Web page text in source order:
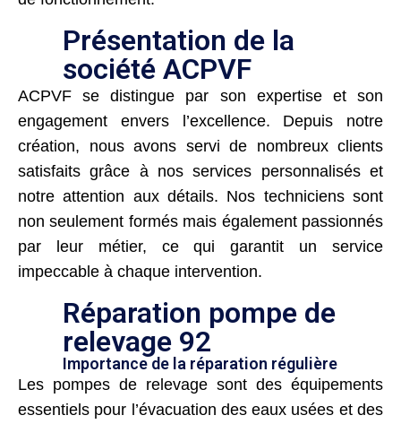
Présentation de la
société ACPVF
ACPVF se distingue par son expertise et son
engagement envers l’excellence. Depuis notre
création, nous avons servi de nombreux clients
satisfaits grâce à nos services personnalisés et
notre attention aux détails. Nos techniciens sont
non seulement formés mais également passionnés
par leur métier, ce qui garantit un service
impeccable à chaque intervention.
Réparation pompe de
relevage 92
Importance de la réparation régulière
Les pompes de relevage sont des équipements
essentiels pour l’évacuation des eaux usées et des